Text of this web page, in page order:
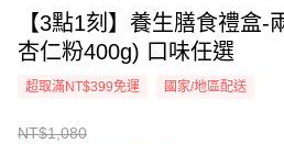
【3點1刻】養生膳食禮盒
杏仁粉400g) 口味任選
超取滿NT$399免運 國家/地區配送
NT$1,080